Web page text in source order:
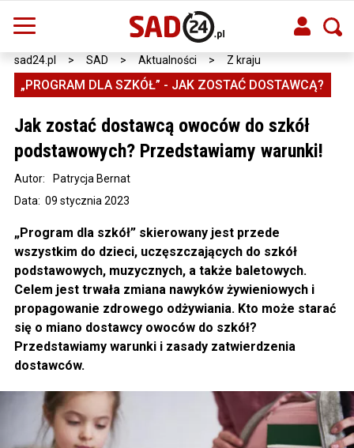
sad24.pl > SAD > Aktualności > Z kraju
„PROGRAM DLA SZKÓŁ” - JAK ZOSTAĆ DOSTAWCĄ?
Jak zostać dostawcą owoców do szkół
podstawowych? Przedstawiamy warunki!
Data: 09 stycznia 2023
Autor: Patrycja Bernat
„Program dla szkół” skierowany jest przede
wszystkim do dzieci, uczęszczających do szkół
podstawowych, muzycznych, a także baletowych.
Celem jest trwała zmiana nawyków żywieniowych i
propagowanie zdrowego odżywiania. Kto może starać
się o miano dostawcy owoców do szkół?
Przedstawiamy warunki i zasady zatwierdzenia
dostawców.